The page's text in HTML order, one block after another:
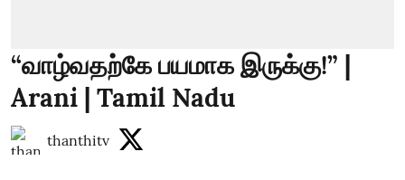
“வாழ்வதற்கே பயமாக இருக்கு!” |
Arani | Tamil Nadu
thanthitv